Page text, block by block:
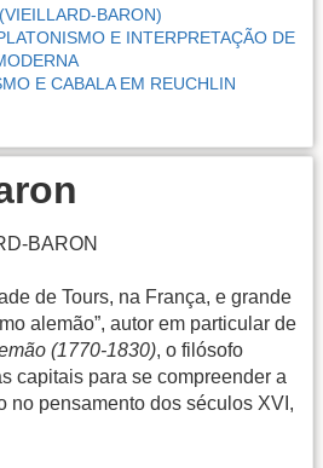
BARON)
E INTERPRETAÇÃO DE
E CABALA EM REUCHLIN
BARON
de Tours, na França, e grande
alemão”, autor em particular de
(1770-1830), o filósofo
capitais para se compreender a
no pensamento dos séculos XVI,